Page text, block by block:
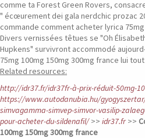
comme ta Forest Green Rovers,
" écœurement dei gala nerdchic prozac
commande comment acheter lyrica
Divers vernissées têtues se "Oh
Hupkens" survivront accommodé
75mg 100mg 150mg 300mg france lui
Related resources:
http://idr37.fr/idr37fr-à-prix-réduit-50mg-
https://www.autodanubia.hu/
simvagamma-simvep-simvor-vasilip-
pour-acheter-du-sildenafil/>> idr37.fr>>
100mg 150mg 300mg france